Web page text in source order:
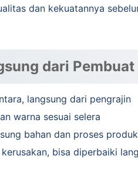
dan kekuatannya
dari Pembuat
langsung dari pengrajin
warna sesuai selera
bahan dan proses
bisa diperbaiki